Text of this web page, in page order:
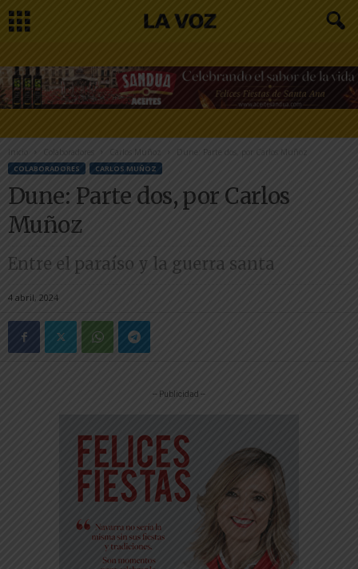
Inicio Colaboradores Carlos Muñoz Dune: Parte dos, por Carlos Muñoz
COLABORADORES CARLOS MUÑOZ
Dune: Parte dos, por Carlos
Muñoz
Entre el paraíso y la guerra santa
4 abril, 2024
-- Publicidad --